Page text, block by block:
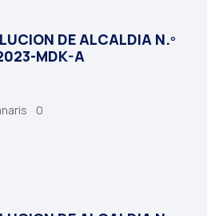
DE ALCALDIA N.º
MDK-A
0